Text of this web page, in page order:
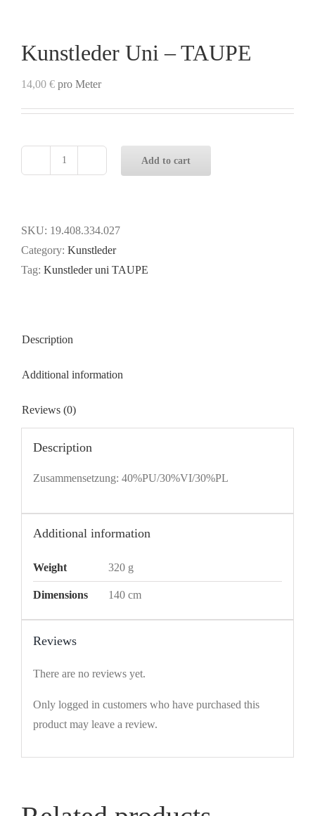
Kunstleder Uni – TAUPE
14,00 € pro Meter
TAUPE
quantity
Add to cart
SKU: 19.408.334.027
Category: Kunstleder
Tag: Kunstleder uni TAUPE
Description
Additional information
Reviews (0)
Description
Zusammensetzung: 40%PU/30%VI/30%PL
Additional information
Weight 320 g
Dimensions 140 cm
Reviews
There are no reviews yet.
Only logged in customers who have purchased this
product may leave a review.